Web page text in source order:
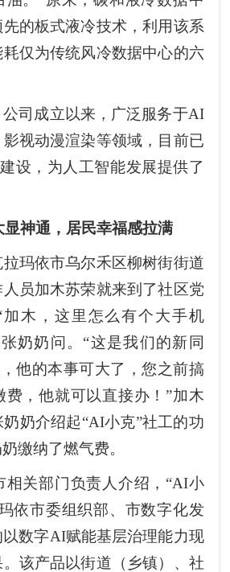
的板式液冷技术，利用该系
仅为传统风冷数据中心的六
成立以来，广泛服务于AI
视动漫渲染等领域，目前已
设，为人工智能发展提供了
神通，居民幸福感拉满
依市乌尔禾区柳树街街道
员加木苏荣就来到了社区党
木，这里怎么有个大手机
奶奶问。“这是我们的新同
他的本事可大了，您之前搞
费，他就可以直接办！”加木
奶介绍起“AI小克”社工的功
缴纳了燃气费。
关部门负责人介绍，“AI小
依市委组织部、市数字化发
数字AI赋能基层治理能力现
该产品以街道（乡镇）、社